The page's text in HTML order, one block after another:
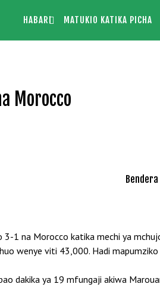
HABARI MATUKIO KATIKA PICHA
Morocco
Bendera
1 na Morocco katika mechi ya
wenye viti 43,000. Hadi
dakika ya 19 mfungaji akiwa